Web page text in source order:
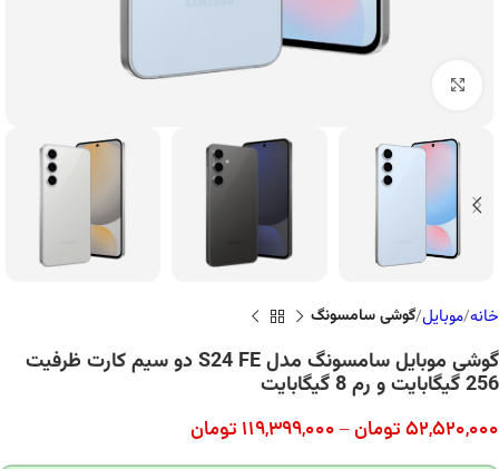
خانه موبایل گوشی سامسونگ
گوشی موبایل سامسونگ مدل S24 FE دو سیم کارت ظرفیت
256 گیگابایت و رم 8 گیگابایت
52,520,000تومان–
119,399,000 تومان